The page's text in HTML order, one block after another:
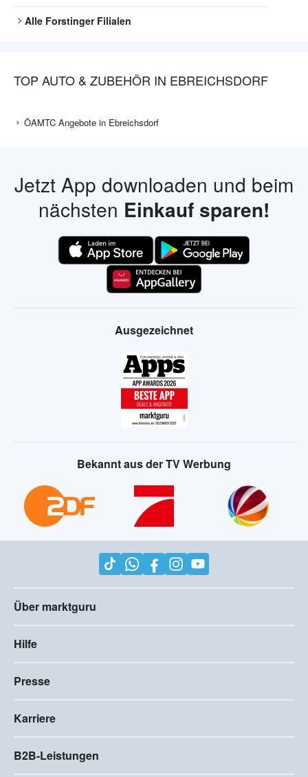
Alle ForstingerFilialen
TOP AUTO & ZUBEHÖR IN EBREICHSDORF
ÖAMTC Angebote in Ebreichsdorf
Jetzt App downloaden und beim
nächsten Einkauf sparen!
Ausgezeichnet
Bekannt aus der TV Werbung
Über marktguru
Hilfe
Presse
Karriere
B2B-Leistungen